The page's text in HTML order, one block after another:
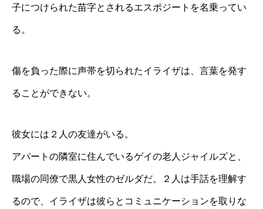
子につけられた苗字とされるエスポジートを名乗ってい
る。
傷を負った際に声帯を切られたイライザは、言葉を発す
ることができない。
彼女には２人の友達がいる。
アパートの隣室に住んでいるゲイの老人ジャイルズと、
職場の同僚で黒人女性のゼルダだ。２人は手話を理解す
るので、イライザは彼らとコミュニケーションを取りな